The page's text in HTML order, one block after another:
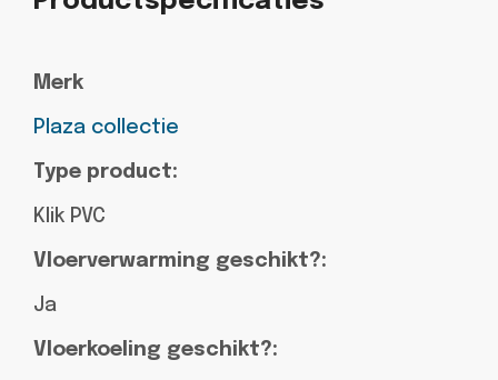
Merk
Plaza collectie
Type product:
Klik PVC
Vloerverwarming geschikt?:
Ja
Vloerkoeling geschikt?: